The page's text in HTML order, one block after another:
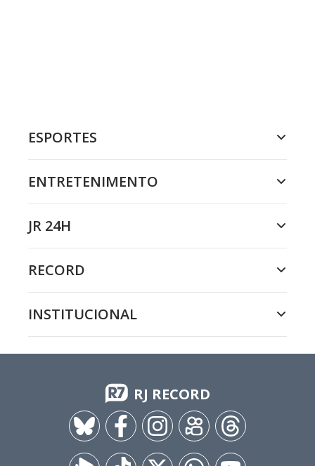
ESPORTES
ENTRETENIMENTO
JR 24H
RECORD
INSTITUCIONAL
RJ RECORD